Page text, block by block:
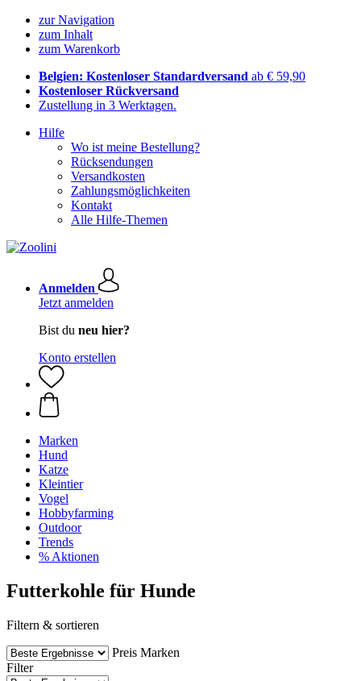
zur Navigation
zum Inhalt
zum Warenkorb
Belgien: Kostenloser Standardversand ab € 59,90
Kostenloser Rückversand
Zustellung in 3 Werktagen.
Hilfe
Wo ist meine Bestellung?
Rücksendungen
Versandkosten
Zahlungsmöglichkeiten
Kontakt
Alle Hilfe-Themen
Anmelden
Jetzt anmelden
Bist du neu hier?
Konto erstellen
Marken
Hund
Katze
Kleintier
Vogel
Hobbyfarming
Outdoor
Trends
% Aktionen
Futterkohle für Hunde
Filtern & sortieren
Preis Marken
Filter